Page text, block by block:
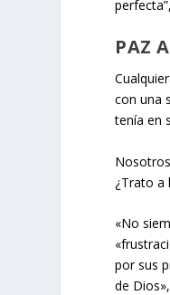
PAZ
con una
tenía en
¿Trato a
«No
por sus
de